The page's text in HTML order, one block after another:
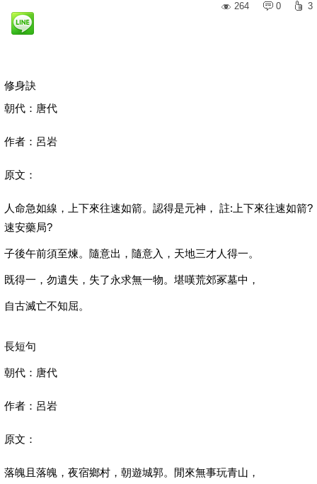
264
0 3
修身訣
朝代：唐代
作者：呂岩
原文：
人命急如線，上下來往速如箭。認得是元神， 註:上下來往速如箭?
速安藥局?
子後午前須至煉。隨意出，隨意入，天地三才人得一。
既得一，勿遺失，失了永求無一物。堪嘆荒郊冢墓中，
自古滅亡不知屈。
長短句
朝代：唐代
作者：呂岩
原文：
落魄且落魄，夜宿鄉村，朝遊城郭。閒來無事玩青山，